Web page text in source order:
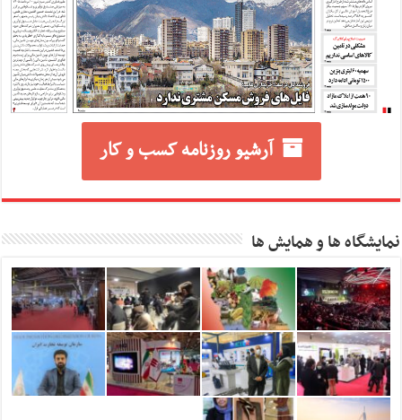
آرشیو روزنامه کسب و کار
نمایشگاه ها و همایش ها